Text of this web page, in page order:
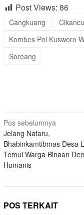
Post Views: 86
Cangkuang
Kombes Pol Kusworo
Soreang
Navigasi
pos
Pos sebelumnya
Jelang Nataru,
Bhabinkamtibmas Desa
Temui Warga Binaan
Humanis
POS TERKAIT